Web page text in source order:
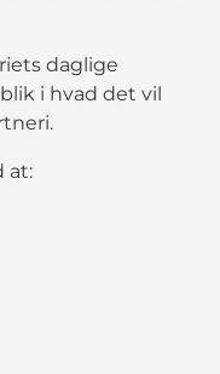
daglige
i hvad det vil
at: